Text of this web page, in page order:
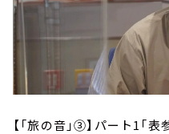
【「旅の音」③】パート1「